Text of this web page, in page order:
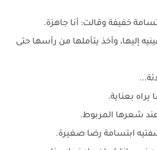
خفيفة وقالت: أنا جاهزة.
إليها، وأخذ يتأملها من رأسها حتى
بعناية.
شعرها المربوط.
ابتسامة رضا صغيرة.